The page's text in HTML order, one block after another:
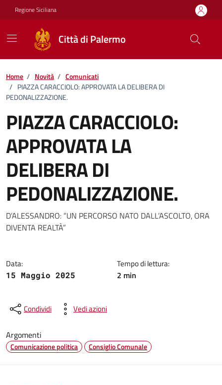
Vai ai contenuti
Vai al footer
Regione Siciliana
Città di Palermo
Home / Novità / Comunicati
/ PIAZZA CARACCIOLO: APPROVATA LA DELIBERA DI
PEDONALIZZAZIONE.
PIAZZA CARACCIOLO:
APPROVATA LA
DELIBERA DI
PEDONALIZZAZIONE.
Dettagli della notizia
D’ALESSANDRO: “UN PERCORSO NATO DALL’ASCOLTO, ORA
DIVENTA REALTÀ”
Data:
15 Maggio 2025
Tempo di lettura:
2 min
Condividi Vedi azioni
Argomenti
Comunicazione politica Consiglio Comunale